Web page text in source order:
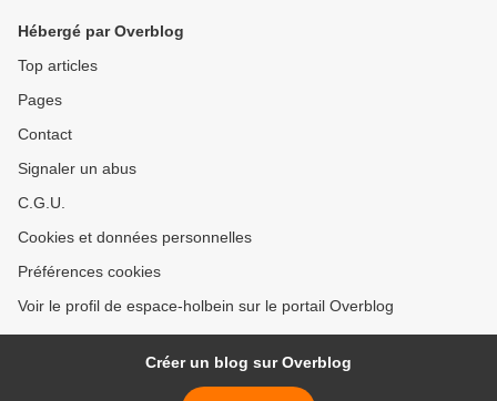
Hébergé par Overblog
Top articles
Pages
Contact
Signaler un abus
C.G.U.
Cookies et données personnelles
Préférences cookies
Voir le profil de espace-holbein sur le portail Overblog
Créer un blog sur Overblog